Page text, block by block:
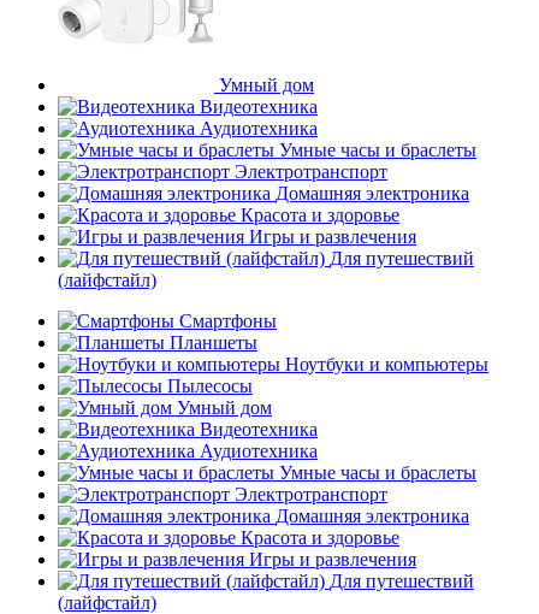
Умный дом
Видеотехника
Аудиотехника
Умные часы и браслеты
Электротранспорт
Домашняя электроника
Красота и здоровье
Игры и развлечения
Для путешествий
(лайфстайл)
Смартфоны
Планшеты
Ноутбуки и компьютеры
Пылесосы
Умный дом
Видеотехника
Аудиотехника
Умные часы и браслеты
Электротранспорт
Домашняя электроника
Красота и здоровье
Игры и развлечения
Для путешествий
(лайфстайл)